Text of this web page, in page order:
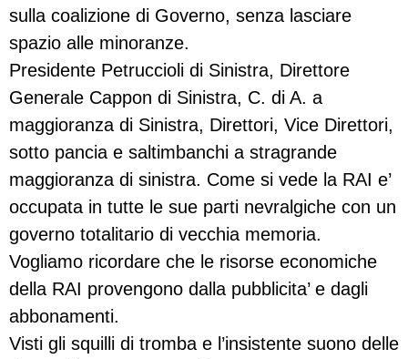
sulla coalizione di Governo, senza lasciare
spazio alle minoranze.
Presidente Petruccioli di Sinistra, Direttore
Generale Cappon di Sinistra, C. di A. a
maggioranza di Sinistra, Direttori, Vice Direttori,
sotto pancia e saltimbanchi a stragrande
maggioranza di sinistra. Come si vede la RAI e’
occupata in tutte le sue parti nevralgiche con un
governo totalitario di vecchia memoria.
Vogliamo ricordare che le risorse economiche
della RAI provengono dalla pubblicita’ e dagli
abbonamenti.
Visti gli squilli di tromba e l’insistente suono delle